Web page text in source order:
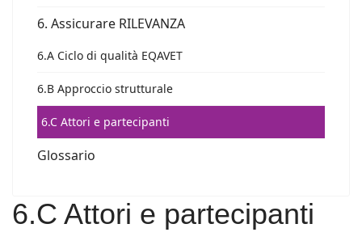
6. Assicurare RILEVANZA
6.A Ciclo di qualità EQAVET
6.B Approccio strutturale
6.C Attori e partecipanti
Glossario
6.C Attori e partecipanti